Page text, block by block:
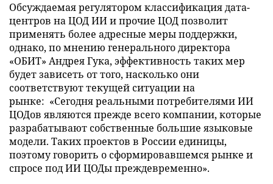
Обсуждаемая регулятором классификация дата-
центров на ЦОД ИИ и прочие ЦОД позволит
применять более адресные меры поддержки,
однако, по мнению генерального директора
«ОБИТ» Андрея Гука, эффективность таких мер
будет зависеть от того, насколько они
соответствуют текущей ситуации на
рынке: «Сегодня реальными потребителями ИИ
ЦОДов являются прежде всего компании, которые
разрабатывают собственные большие языковые
модели. Таких проектов в России единицы,
поэтому говорить о сформировавшемся рынке и
спросе под ИИ ЦОДы преждевременно».